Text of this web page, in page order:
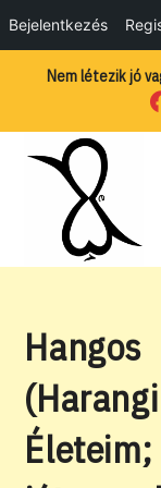
Bejelentkezés
Nem létezik jó